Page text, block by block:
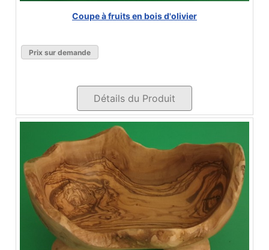
Coupe à fruits en bois d'olivier
Prix sur demande
Détails du Produit